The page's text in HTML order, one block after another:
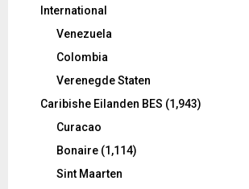
International
Venezuela
Colombia
Verenegde Staten
Caribishe Eilanden BES (1,943)
Curacao
Bonaire (1,114)
Sint Maarten